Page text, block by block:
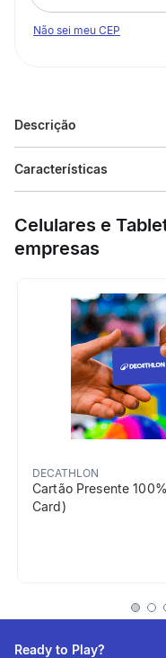
Não sei meu CEP
Descrição
O Tênis Masculino
urbanas e no uso do dia
respirável e entressola
reduzindo a fadiga.
Características
Esporte
Grupo de Esporte
beneficiosDoProduto
Celulares e
empresas
DECATHLON
Cartão Presente
Card)
Ready to Play?